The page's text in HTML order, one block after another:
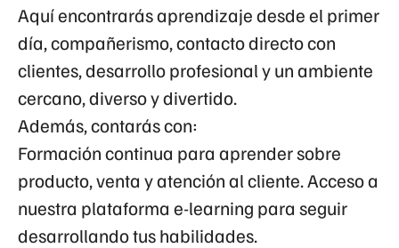
Aquí encontrarás aprendizaje desde el primer
día, compañerismo, contacto directo con
clientes, desarrollo profesional y un ambiente
cercano, diverso y divertido.
Además, contarás con:
Formación continua para aprender sobre
producto, venta y atención al cliente. Acceso a
nuestra plataforma e-learning para seguir
desarrollando tus habilidades.